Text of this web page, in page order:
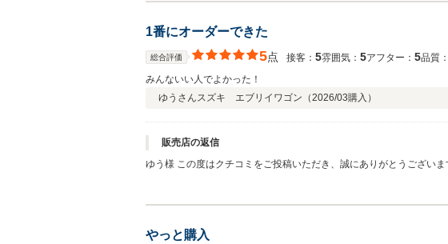
1番にオーダーできた
総合評価 5点 接客： 5雰囲気： 5アフター： 5品質：
みんないい人でよかった！
ゆうさんスズキ エブリイワゴン（2026/03購入）
販売店の返信
ゆう様 この度はクチコミをご投稿いただき、誠にありがとうございます！ 「みんな
やっと購入